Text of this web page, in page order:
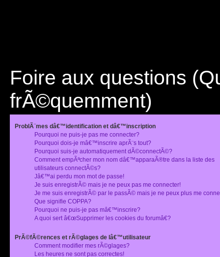
Foire aux questions
frÃ©quemment)
ProblÃ¨mes dâ€™identification et dâ€™inscription
Pourquoi ne puis-je pas me connecter?
Pourquoi dois-je mâ€™inscrire aprÃ¨s tout?
Pourquoi suis-je automatiquement dÃ©connectÃ©?
Comment empÃªcher mon nom dâ€™apparaÃ®tre dans la liste des
utilisateurs connectÃ©s?
Jâ€™ai perdu mon mot de passe!
Je suis enregistrÃ© mais je ne peux pas me connecter!
Je me suis enregistrÃ© par le passÃ© mais je ne peux plus me
Que signifie COPPA?
Pourquoi ne puis-je pas mâ€™inscrire?
A quoi sert â€œSupprimer les cookies du forumâ€?
PrÃ©fÃ©rences et rÃ©glages de lâ€™utilisateur
Comment modifier mes rÃ©glages?
Les heures ne sont pas correctes!